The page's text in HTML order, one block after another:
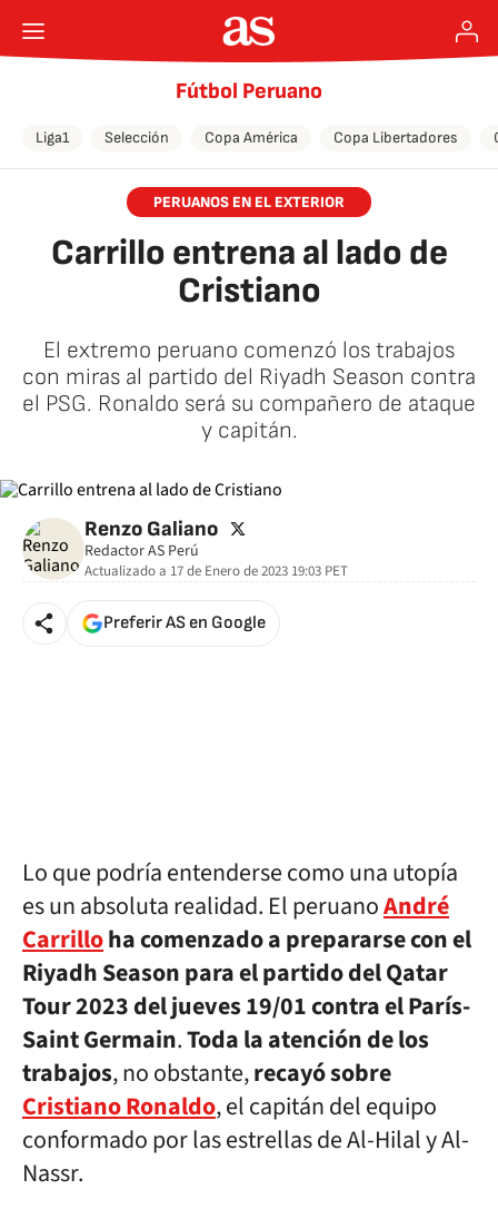
Fútbol Peruano
Liga1 Selección Copa América Copa Libertadores
PERUANOS EN EL EXTERIOR
Carrillo entrena al lado de
Cristiano
El extremo peruano comenzó los trabajos
con miras al partido del Riyadh Season contra
el PSG. Ronaldo será su compañero de ataque
y capitán.
Renzo Galiano twitter
Redactor AS Perú
Actualizado a 17 de Enero de 2023 19:03 PET
Preferir AS en Google
Lo que podría entenderse como una utopía
es un absoluta realidad. El peruanoAndré
Carrilloha comenzado a prepararse con el
Riyadh Season para el partido del Qatar
Tour 2023 del jueves 19/01 contra el París-
Saint Germain.Toda la atención de los
trabajos, no obstante,recayó sobre
Cristiano Ronaldo, el capitán del equipo
conformado por las estrellas de Al-Hilal y Al-
Nassr.